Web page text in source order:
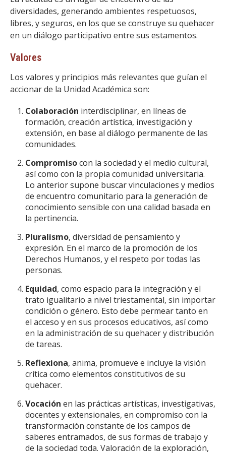
diversidades, generando ambientes respetuosos,
libres, y seguros, en los que se construye su quehacer
en un diálogo participativo entre sus estamentos.
Valores
Los valores y principios más relevantes que guían el
accionar de la Unidad Académica son:
Colaboración interdisciplinar, en líneas de
formación, creación artística, investigación y
extensión, en base al diálogo permanente de las
comunidades.
Compromisocon la sociedad y el medio cultural,
así como con la propia comunidad universitaria.
Lo anterior supone buscar vinculaciones y medios
de encuentro comunitario para la generación de
conocimiento sensible con una calidad basada en
la pertinencia.
Pluralismo, diversidad de pensamiento y
expresión. En el marco de la promoción de los
Derechos Humanos, y el respeto por todas las
personas.
Equidad, como espacio para la integración y el
trato igualitario a nivel triestamental, sin importar
condición o género. Esto debe permear tanto en
el acceso y en sus procesos educativos, así como
en la administración de su quehacer y distribución
de tareas.
Reflexiona, anima, promueve e incluye la visión
crítica como elementos constitutivos de su
quehacer.
Vocación en las prácticas artísticas, investigativas,
docentes y extensionales, en compromiso con la
transformación constante de los campos de
saberes entramados, de sus formas de trabajo y
de la sociedad toda. Valoración de la exploración,